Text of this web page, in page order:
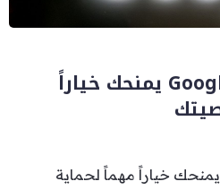
تحديث جديد في Google يمنحك خياراً
تحديث جديد في Google يمنحك خياراً مهماً لحماية